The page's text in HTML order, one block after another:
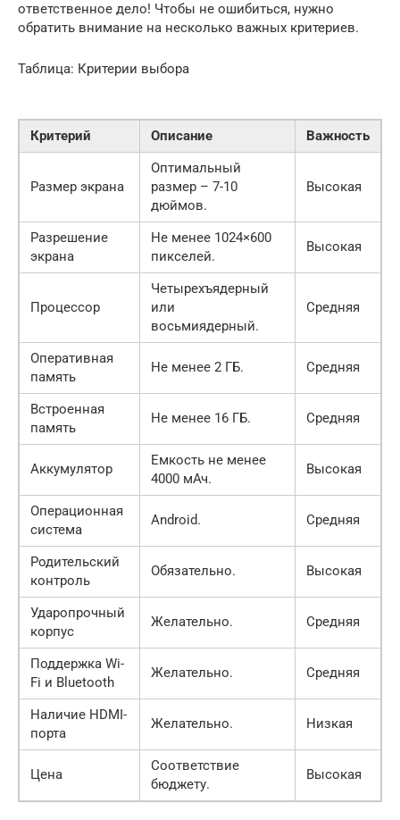
ответственное дело! Чтобы не ошибиться, нужно
обратить внимание на несколько важных критериев.
Таблица: Критерии выбора
Критерий Описание Важность
Размер экрана
Оптимальный
размер – 7-10
дюймов.
Высокая
Разрешение
экрана
Не менее 1024×600
пикселей.
Высокая
Процессор
Четырехъядерный
или
восьмиядерный.
Средняя
Оперативная
память
Не менее 2 ГБ. Средняя
Встроенная
память
Не менее 16 ГБ. Средняя
Аккумулятор
Емкость не менее
4000 мАч.
Высокая
Операционная
система
Android. Средняя
Родительский
контроль
Обязательно. Высокая
Ударопрочный
корпус
Желательно. Средняя
Поддержка Wi-
Fi и Bluetooth
Желательно. Средняя
Наличие HDMI-
порта
Желательно. Низкая
Цена
Соответствие
бюджету.
Высокая